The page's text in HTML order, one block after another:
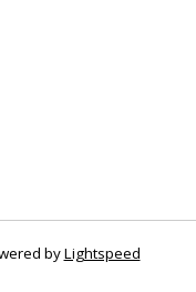
byLightspeed